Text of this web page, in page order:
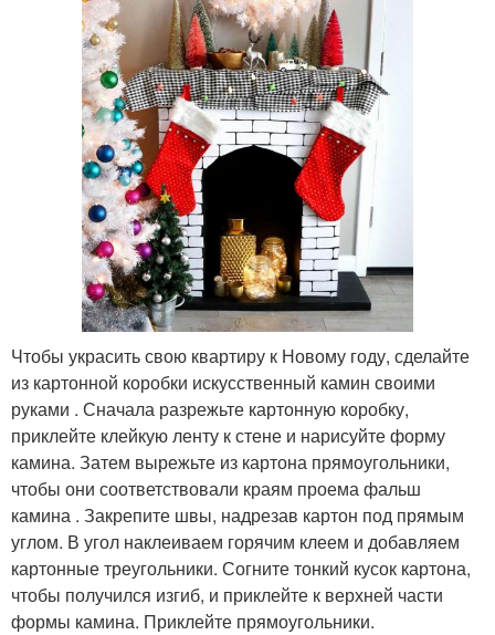
Чтобы украсить свою квартиру к Новому году, сделайте
из картонной коробки искусственный камин своими
руками . Сначала разрежьте картонную коробку,
приклейте клейкую ленту к стене и нарисуйте форму
камина. Затем вырежьте из картона прямоугольники,
чтобы они соответствовали краям проема фальш
камина . Закрепите швы, надрезав картон под прямым
углом. В угол наклеиваем горячим клеем и добавляем
картонные треугольники. Согните тонкий кусок картона,
чтобы получился изгиб, и приклейте к верхней части
формы камина. Приклейте прямоугольники.